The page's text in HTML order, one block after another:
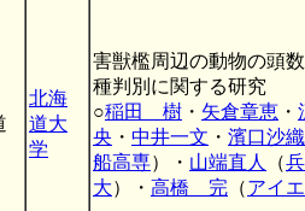
北海
道大
学
害獣檻周辺の動物の頭
種判別に関する研究
○稲田 樹 ・ 矢倉章恵 ・
央 ・ 中井一文 ・ 濱口沙織
船高専）・ 山端直人 （
大）・ 高橋 完 （アイ